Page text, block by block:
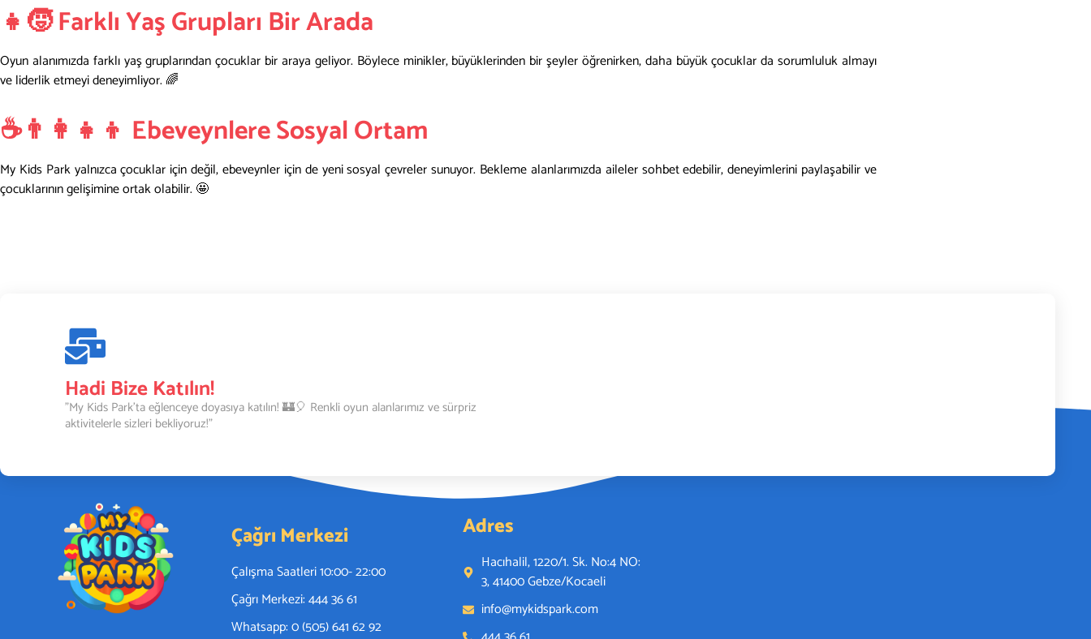
👧🧒 Farklı Yaş Grupları Bir Arada
Oyun alanımızda farklı yaş gruplarından çocuklar bir araya geliyor. Böylece minikler, büyüklerinden bir şeyler öğrenirken, daha büyük çocuklar da sorumluluk almayı
ve liderlik etmeyi deneyimliyor. 🌈
☕👨‍👩‍👧‍👦 Ebeveynlere Sosyal Ortam
My Kids Park yalnızca çocuklar için değil, ebeveynler için de yeni sosyal çevreler sunuyor. Bekleme alanlarımızda aileler sohbet edebilir, deneyimlerini paylaşabilir ve
çocuklarının gelişimine ortak olabilir. 🤩
Hadi Bize Katılın!
"My Kids Park’ta eğlenceye doyasıya katılın! 🏰🎈 Renkli oyun alanlarımız ve sürpriz
aktivitelerle sizleri bekliyoruz!"
Çağrı Merkezi
Çalışma Saatleri 10:00- 22:00
Çağrı Merkezi: 444 36 61
Whatsapp: 0 (505) 641 62 92
Adres
Hacıhalil, 1220/1. Sk. No:4 NO:
3, 41400 Gebze/Kocaeli
info@mykidspark.com